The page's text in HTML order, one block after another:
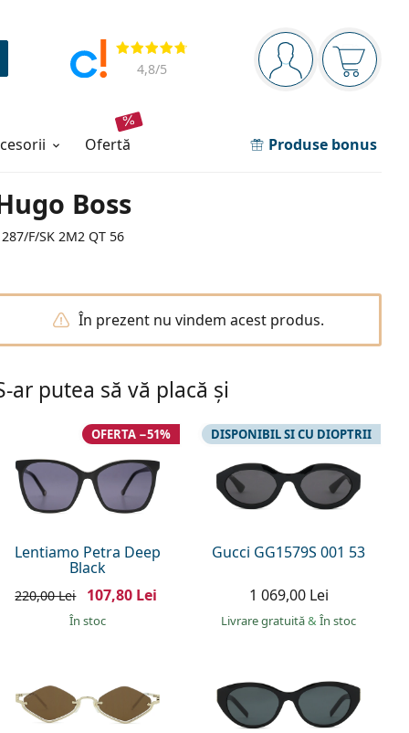
Panou de navigare
Sunteți logat
Coșul
Opinii
4,8/5
ofertă Produse bonus
Boss
F/SK 2M2 QT 56
În prezent nu vindem acest produs.
ar putea să vă placă și
Lentiamo Petra Deep
Black
OFERTA −51%
220,00 Lei 107,80 Lei
În stoc
Gucci GG1579S 001 53
DISPONIBIL SI CU DIOPTRII
1 069,00 Lei
Livrare gratuită& În stoc